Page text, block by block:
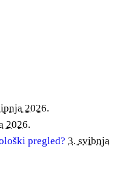
2026.
2026.
pregled? 3. svibnja